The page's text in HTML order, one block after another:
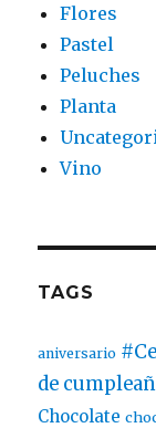
Flores
Pastel
Peluches
Planta
Vino
TAGS
aniversario
de
Chocolate